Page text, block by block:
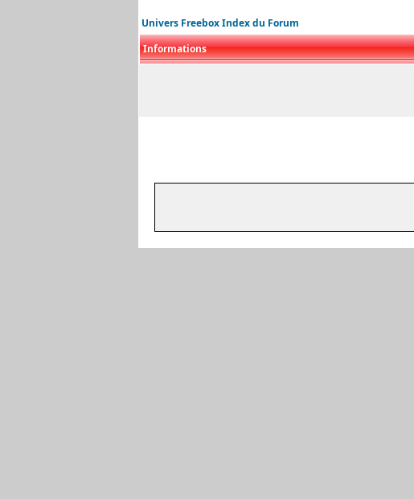
Univers Freebox Index du Forum
Informations